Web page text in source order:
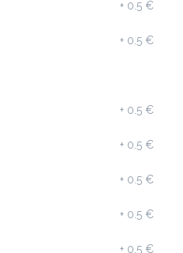
διαθέσιμο.
+ 0.5 €
+ 0.5 €
+ 0.5 €
+ 0.5 €
+ 0.5 €
+ 0.5 €
+ 0.5 €